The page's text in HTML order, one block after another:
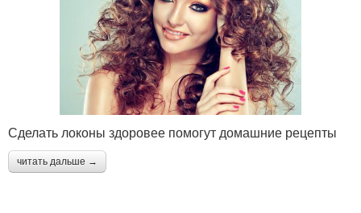
Сделать локоны здоровее помогут домашние рецепты
читать дальше →